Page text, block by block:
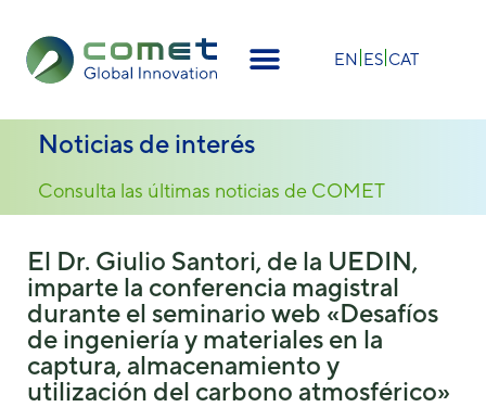
EN ES CAT
Noticias de interés
Consulta las últimas noticias de COMET
El Dr. Giulio Santori, de la UEDIN,
imparte la conferencia magistral
durante el seminario web «Desafíos
de ingeniería y materiales en la
captura, almacenamiento y
utilización del carbono atmosférico»